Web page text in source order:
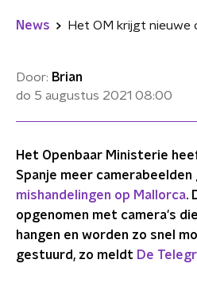
News
Door: Brian
do 5 augustus 2021 08:00
Het Openbaar Ministerie
Spanje meer
mishandelingen op Mallorca.
opgenomen met camera's
hangen en worden zo snel
gestuurd, zo meldt De